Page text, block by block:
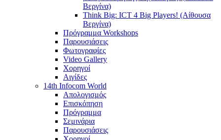
Βεργίνα)
Think Big: ICT 4 Big Players! (Αίθουσα
Βεργίνα)
Πρόγραμμα Workshops
Παρουσιάσεις
Φωτογραφίες
Video Gallery
Χορηγοί
Αιγίδες
14th Infocom World
Απολογισμός
Επισκόπηση
Πρόγραμμα
Σεμινάρια
Παρουσιάσεις